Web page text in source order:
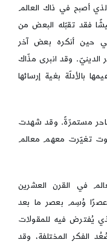
الذي أصبح في ذاك العالم
فقد تقبّله البعض من
حين أنكره بعض آخر
الدينيّ. وقد انبرى مذّاك
بالأدلّة بغية إرسائها
مستمرّةً. وقد شهدت
تغيّرت معهم معالم
في القرن العشرين
عصرًا وُسِم بعصر ما بعد
يُفترض فيه للمقولات
الفكر المختلفة، وقد